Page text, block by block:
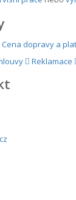
Cena dopravy a
Reklamace